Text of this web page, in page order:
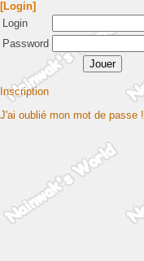
[Login]
Login
Password
Inscription
J'ai oublié mon mot de passe !